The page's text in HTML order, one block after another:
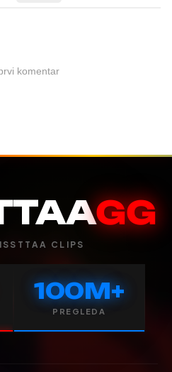
komentar
GG
CLIPS
100M+
PREGLEDA